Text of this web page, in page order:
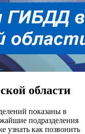
области
показаны в
подразделения
узнать как позвонить